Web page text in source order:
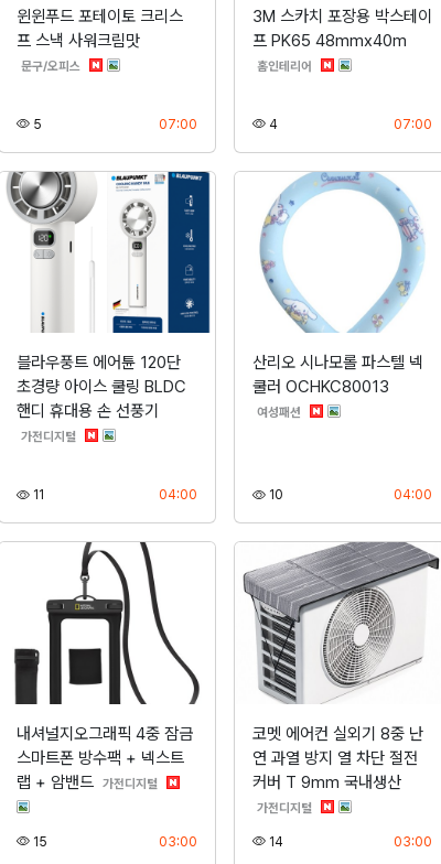
윈윈푸드 포테이토 크리스
프 스낵 사워크림맛
문구/오피스 분류
5 07:00등록
3M 스카치 포장용 박스테이
프 PK65 48mmx40m
홈인테리어분류
4조회 07:00
블라우풍트 에어튠 120단
초경량 아이스 쿨링 BLDC
핸디 휴대용 손 선풍기
가전디지털 분류
11 04:00등록
산리오 시나모롤 파스텔 넥
쿨러 OCHKC80013
여성패션분류
10조회 04:00
내셔널지오그래픽 4중 잠금
스마트폰 방수팩 + 넥스트
랩 + 암밴드 가전디지털 분류
15 03:00등록
코멧 에어컨 실외기 8중 난
연 과열 방지 열 차단 절전
커버 T 9mm 국내생산
가전디지털분류
14조회 03:00